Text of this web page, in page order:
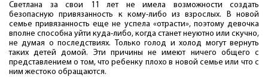
Светлана за свои 11 лет не имела возможности создать
безопасную привязанность к кому-либо из взрослых. В новой
семье привязанность еще не успела «отрасти», поэтому девочка
вполне способна уйти куда-либо, когда станет неуютно или скучно,
не думая о последствиях. Только голод и холод могут вернуть
таких детей домой. Эти причины не имеют ничего общего с
представлением о том, что ребенку плохо в новой семье или что с
ним жестоко обращаются.